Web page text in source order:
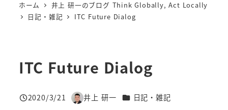
ホーム
井上 研一のブログ Think Globally, Act Locally
日記・雑記
ITC Future Dialog
ITC Future Dialog
投稿日
2020/3/21
著
井上 研一 カテゴリー
日記・雑記